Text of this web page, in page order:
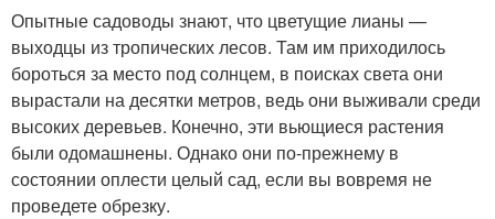
Опытные садоводы знают, что цветущие лианы —
выходцы из тропических лесов. Там им приходилось
бороться за место под солнцем, в поисках света они
вырастали на десятки метров, ведь они выживали среди
высоких деревьев. Конечно, эти вьющиеся растения
были одомашнены. Однако они по-прежнему в
состоянии оплести целый сад, если вы вовремя не
проведете обрезку.